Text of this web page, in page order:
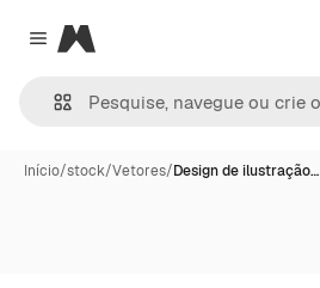
Close menu
Magnific
Início/stock/Vetores/Design de ilustração…